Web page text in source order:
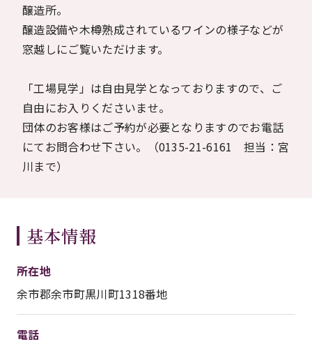
醸造所。
醸造設備や木樽熟成されているワインの様子などが
窓越しにご覧いただけます。
「工場見学」は自由見学となっておりますので、ご
自由にお入りくださいませ。
団体のお客様はご予約が必要となりますのでお電話
にてお問合わせ下さい。（0135-21-6161 担当：宮
川まで）
基本情報
所在地
余市郡余市町黒川町1318番地
電話